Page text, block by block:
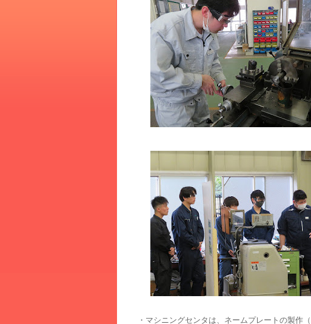
・マシニングセンタは、ネームプレートの製作